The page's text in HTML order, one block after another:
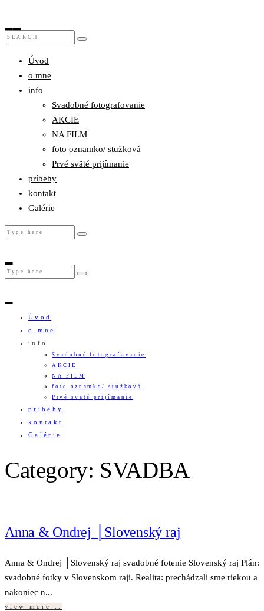
Úvod
o mne
info
Svadobné fotografovanie
AKCIE
NA FILM
foto oznamko/ stužková
Prvé sväté prijímanie
príbehy
kontakt
Galérie
Úvod
o mne
info
Svadobné fotografovanie
AKCIE
NA FILM
foto oznamko/ stužková
Prvé sväté prijímanie
príbehy
kontakt
Galérie
Category: SVADBA
Anna & Ondrej │Slovenský raj
Anna & Ondrej │Slovenský raj svadobné fotenie Slovenský raj Plán:
svadobné fotky v Slovenskom raji. Realita: prechádzali sme riekou a
nakoniec n...
view more...